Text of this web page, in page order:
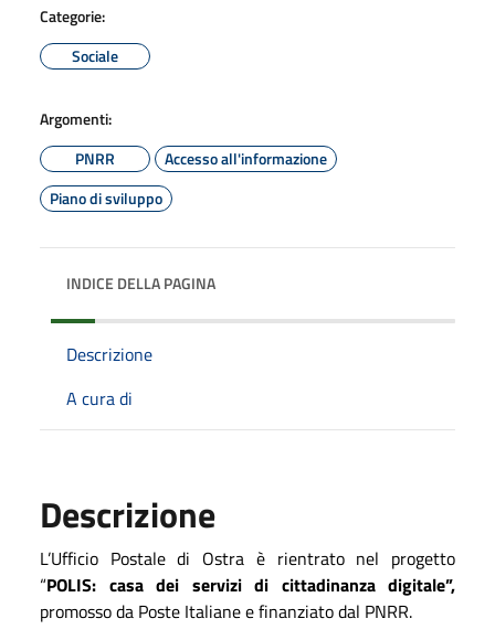
Categorie:
Sociale
Argomenti:
PNRR
Accesso all'informazione
Piano di sviluppo
INDICE DELLA PAGINA
Descrizione
A cura di
Descrizione
L’Ufficio Postale di Ostra è rientrato nel progetto
“POLIS: casa dei servizi di cittadinanza digitale”,
promosso da Poste Italiane e finanziato dal PNRR.